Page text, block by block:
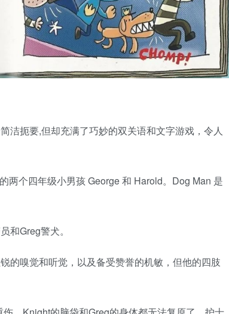
洁扼要,但却充满了巧妙的双关语和文字游戏，令人
两个四年级小男孩 George 和 Harold。Dog Man 是
和Greg警犬。
的嗅觉和听觉，以及备受赞誉的机敏，但他的四肢